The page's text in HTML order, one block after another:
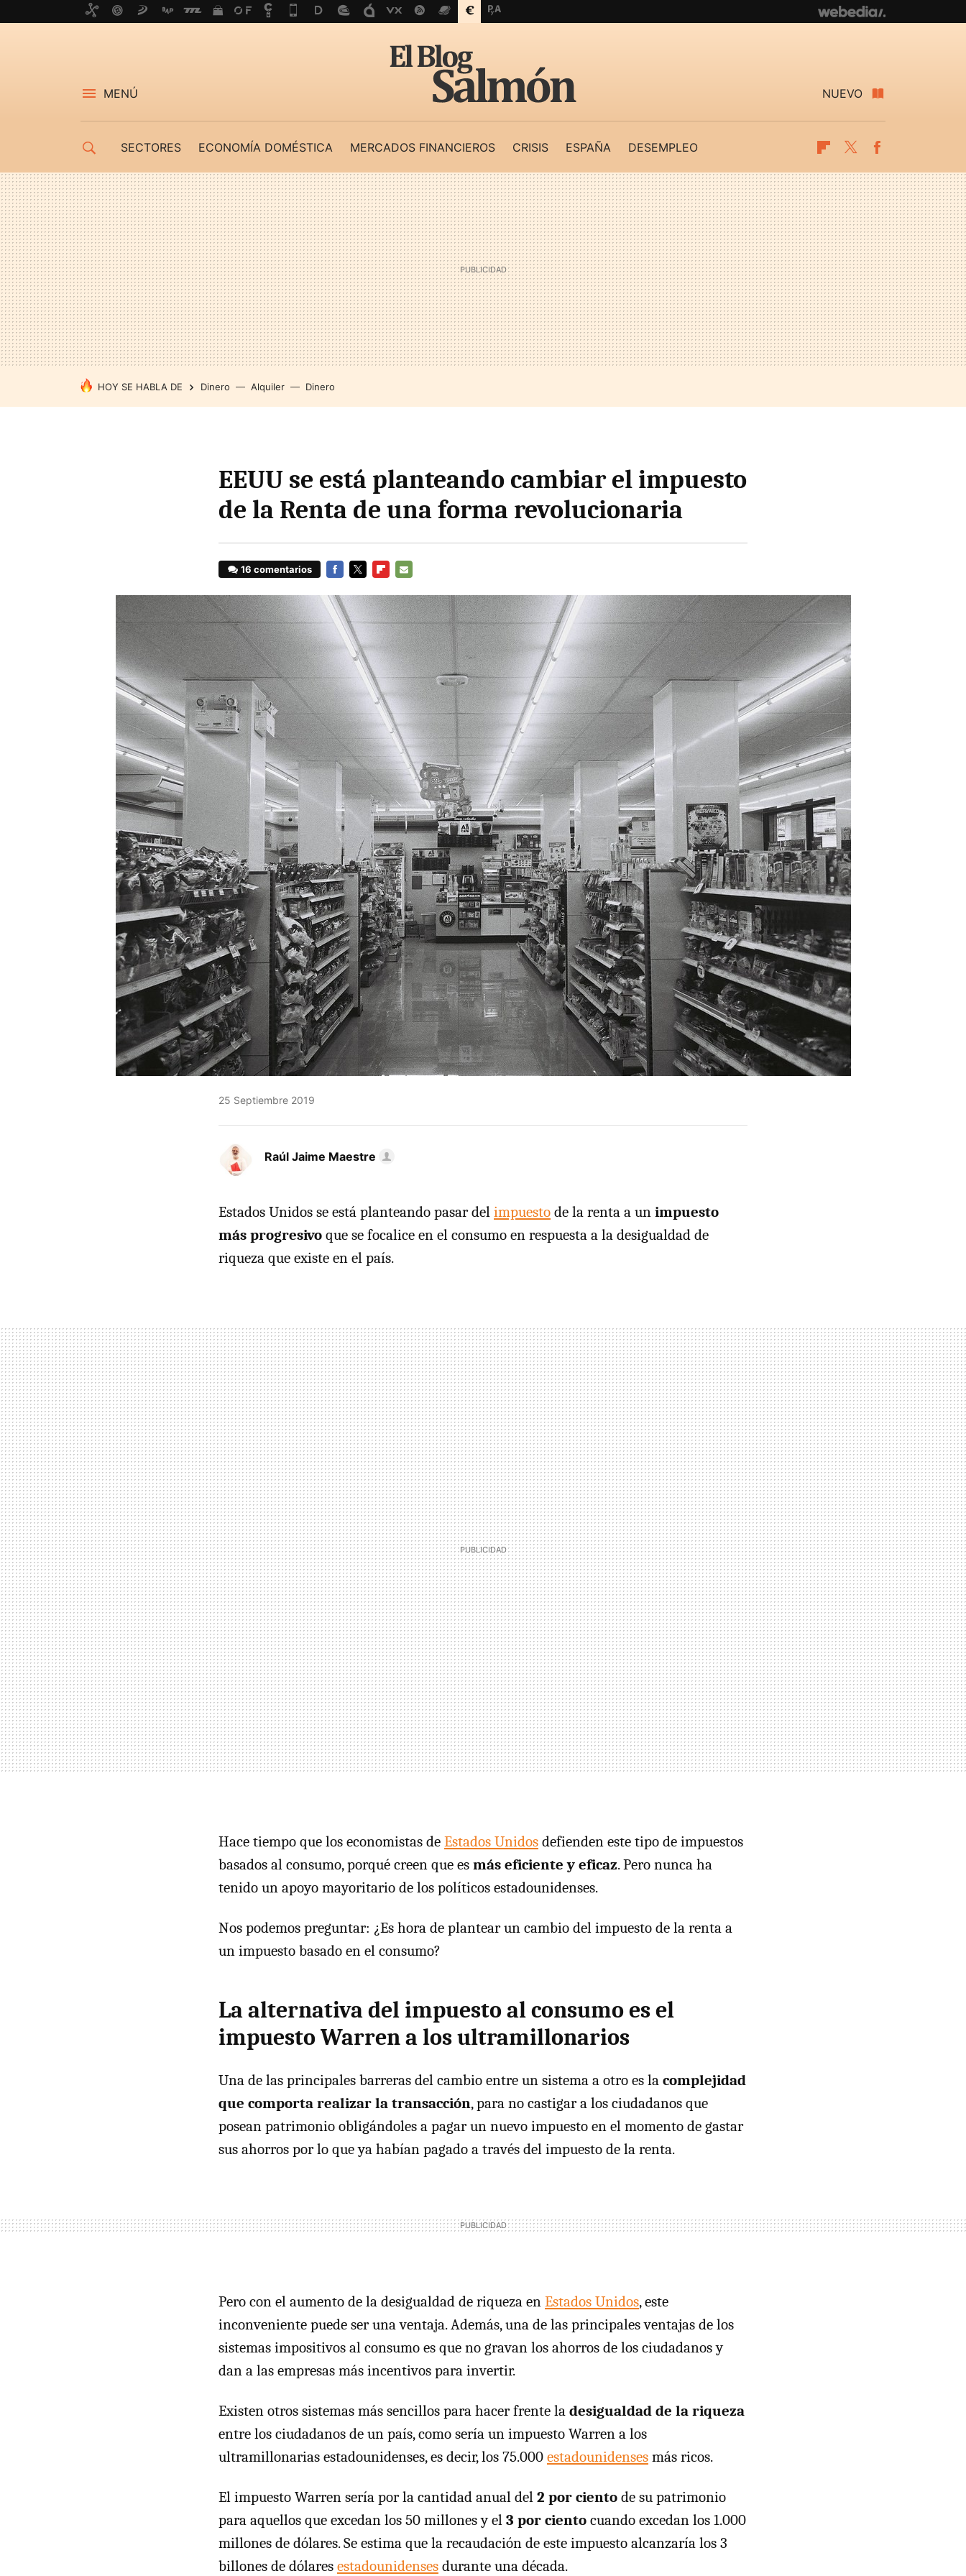
MENÚ NUEVO
SECTORES ECONOMÍA DOMÉSTICA MERCADOS FINANCIEROS CRISIS ESPAÑA DESEMPLEO Flipboard
Twitter
HOY SE HABLA DE Dinero Alquiler Dinero
EEUU se está planteando cambiar el impuesto
de la Renta de una forma revolucionaria
16 comentarios
MAIL
25 Septiembre 2019
Raúl Jaime Maestre
Estados Unidos se está planteando pasar del impuesto de la renta a un impuesto
más progresivo que se focalice en el consumo en respuesta a la desigualdad de
riqueza que existe en el país.
Hace tiempo que los economistas de Estados Unidos defienden este tipo de impuestos
basados al consumo, porqué creen que es más eficiente y eficaz. Pero nunca ha
tenido un apoyo mayoritario de los políticos estadounidenses.
Nos podemos preguntar: ¿Es hora de plantear un cambio del impuesto de la renta a
un impuesto basado en el consumo?
La alternativa del impuesto al consumo es el
impuesto Warren a los ultramillonarios
Una de las principales barreras del cambio entre un sistema a otro es la complejidad
que comporta realizar la transacción, para no castigar a los ciudadanos que
posean patrimonio obligándoles a pagar un nuevo impuesto en el momento de gastar
sus ahorros por lo que ya habían pagado a través del impuesto de la renta.
Pero con el aumento de la desigualdad de riqueza en Estados Unidos, este
inconveniente puede ser una ventaja. Además, una de las principales ventajas de los
sistemas impositivos al consumo es que no gravan los ahorros de los ciudadanos y
dan a las empresas más incentivos para invertir.
Existen otros sistemas más sencillos para hacer frente la desigualdad de la riqueza
entre los ciudadanos de un país, como sería un impuesto Warren a los
ultramillonarias estadounidenses, es decir, los 75.000 estadounidenses más ricos.
El impuesto Warren sería por la cantidad anual del 2 por ciento de su patrimonio
para aquellos que excedan los 50 millones y el 3 por ciento cuando excedan los 1.000
millones de dólares. Se estima que la recaudación de este impuesto alcanzaría los 3
billones de dólares estadounidenses durante una década.